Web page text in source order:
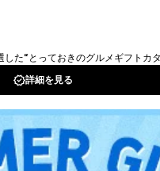
み放題！
FOR IOS
ANDROID